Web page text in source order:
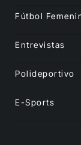
Fútbol
Entrevistas
Polideportivo
E-Sports